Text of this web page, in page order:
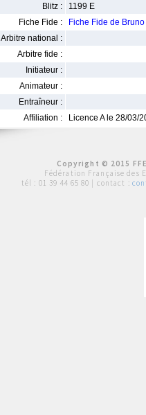
Blitz :
1199 E
Fiche Fide :
Fiche Fide de
Arbitre national :
Arbitre fide :
Initiateur :
Animateur :
Entraîneur :
Affiliation :
Licence A le 28/03/
Copyright © 2015
Fédération Française des
tél : 01 39 44 65 80 | contact :